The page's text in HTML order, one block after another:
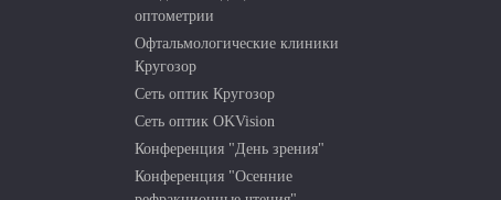
оптометрии
Офтальмологические клиники
Кругозор
Сеть оптик Кругозор
Сеть оптик OKVision
Конференция "День зрения"
Конференция "Осенние